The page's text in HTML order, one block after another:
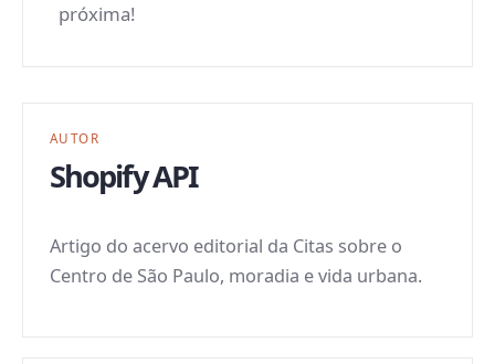
próxima!
AUTOR
Shopify API
Artigo do acervo editorial da Citas sobre o
Centro de São Paulo, moradia e vida urbana.